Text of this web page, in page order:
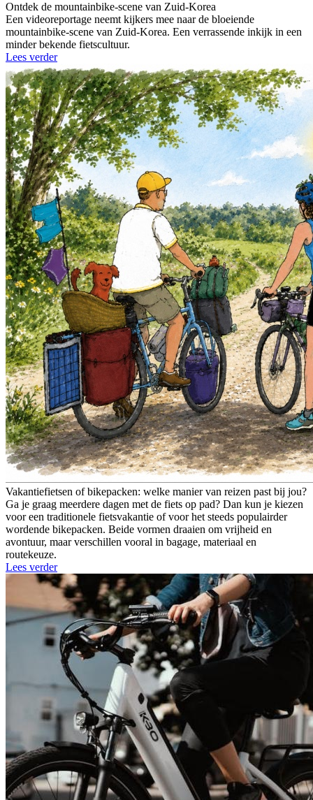
Ontdek de mountainbike-scene van Zuid-Korea
Een videoreportage neemt kijkers mee naar de bloeiende
mountainbike-scene van Zuid-Korea. Een verrassende inkijk in een
minder bekende fietscultuur.
Lees verder
Vakantiefietsen of bikepacken: welke manier van reizen past bij jou?
Ga je graag meerdere dagen met de fiets op pad? Dan kun je kiezen
voor een traditionele fietsvakantie of voor het steeds populairder
wordende bikepacken. Beide vormen draaien om vrijheid en
avontuur, maar verschillen vooral in bagage, materiaal en
routekeuze.
Lees verder